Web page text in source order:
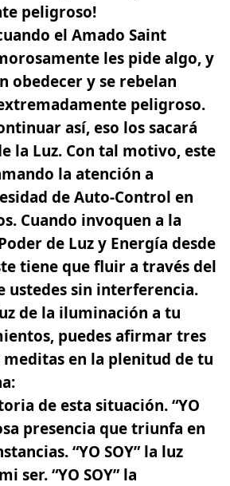
peligroso!
el Amado Saint
les pide algo, y
obedecer y se rebelan
peligroso.
así,eso los sacará
la Luz. Con tal motivo, este
la atención a
de Auto-Control en
Cuando invoquen a la
de Luz y Energía desde
tiene que fluir a través del
ustedes sin interferencia.
de la iluminación a tu
puedes afirmar tres
en la plenitud de tu
de esta situación.“YO
presencia que triunfa en
“YO SOY” la luz
ser.“YO SOY” la